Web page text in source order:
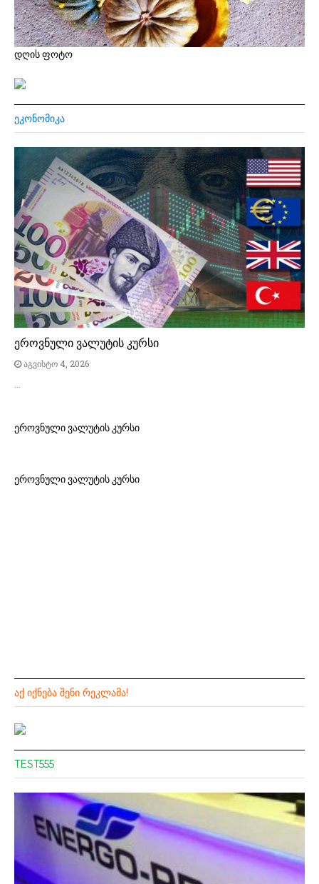
დღის ფოტო
ᲔᲙᲝᲜᲝᲛᲘᲙᲐ
ეროვნული ვალუტის კურსი
აგვისტო 4, 2026
…
ეროვნული ვალუტის კურსი
ეროვნული ვალუტის კურსი
ᲐᲥ ᲘᲥᲜᲔᲑᲐ ᲨᲔᲜᲘ ᲠᲔᲙᲚᲐᲛᲐ!
TEST555